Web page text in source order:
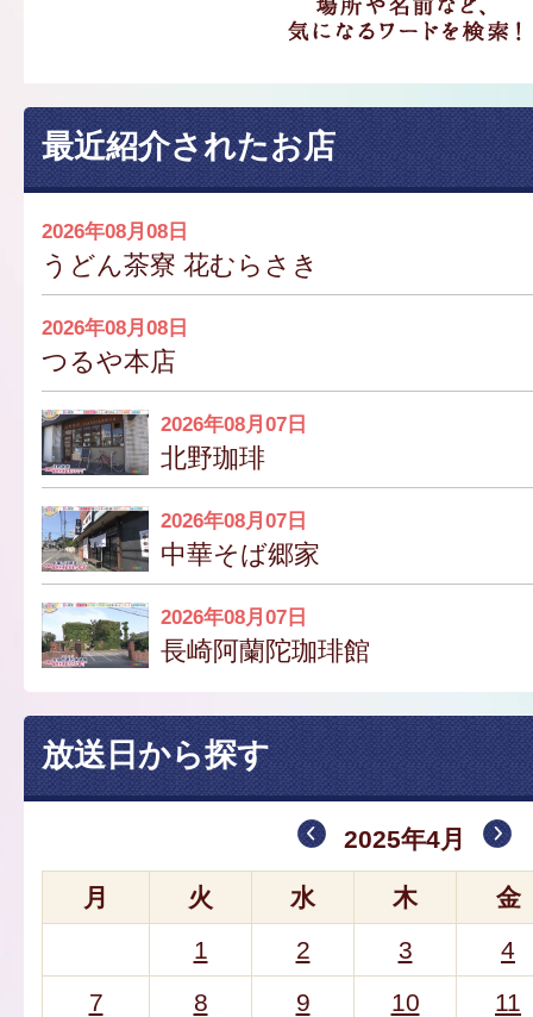
最近紹介されたお店
2026年08月08日
うどん茶寮 花むらさき
2026年08月08日
つるや本店
2026年08月07日
北野珈琲
2026年08月07日
中華そば郷家
2026年08月07日
長崎阿蘭陀珈琲館
放送日から探す
2025年4月
月 火 水 木
金
1
2 3
4
7
8 9 10
11